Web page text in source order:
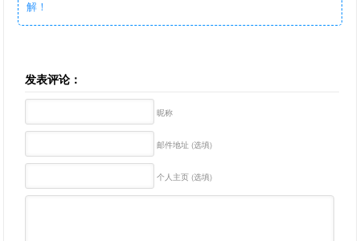
解！
发表评论：
昵称
邮件地址 (选填)
个人主页 (选填)